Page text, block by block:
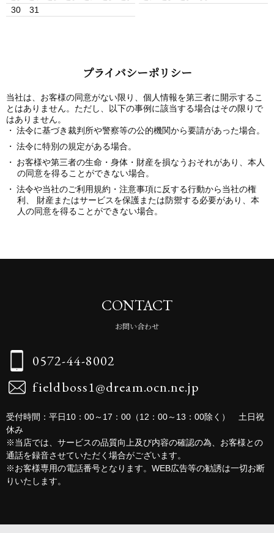
30
31
プライバシーポリシー
当社は、お客様の同意がない限り、個人情報を第三者に開示するこ
とはありません。ただし、以下の事例に該当する場合はその限りで
はありません。
法令に基づき裁判所や警察等の公的機関から要請があった場合。
法令に特別の規定がある場合。
お客様や第三者の生命・身体・財産を損なうおそれがあり、本人
の同意を得ることができない場合。
法令や当社のご利用規約・注意事項に反する行動から当社の権
利、 財産またはサービスを保護または防禦する必要があり、本
人の同意を得ることができない場合。
CONTACT
お問い合わせ
0572-44-8002
fieldboss1@dream.ocn.ne.jp
受付時間：平日10：00～17：00（12：00～13：00除く） 土日祝
休み
※当店では、サービスの品質向上及び内容の確認の為、お客様との
通話を録音させていただく場合がございます。
※お客様専用の電話番号となります。WEB広告等の勧誘は一切お断
りいたします。